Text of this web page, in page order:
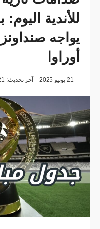
للأندية
يواجه
أوراوا
21 يونيو 2025 آخر تحديث: 21 يونيو 2025